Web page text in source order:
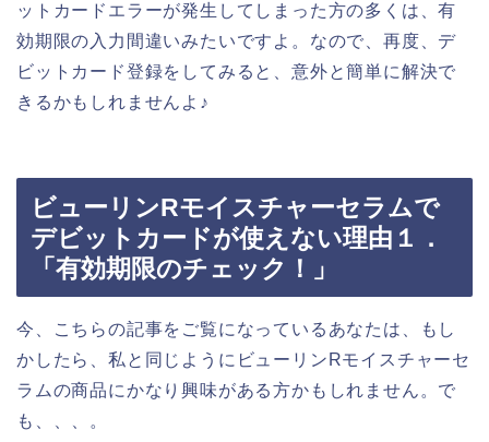
ットカードエラーが発生してしまった方の多くは、有
効期限の入力間違いみたいですよ。なので、再度、デ
ビットカード登録をしてみると、意外と簡単に解決で
きるかもしれませんよ♪
ビューリンRモイスチャーセラムで
デビットカードが使えない理由１．
「有効期限のチェック！」
今、こちらの記事をご覧になっているあなたは、もし
かしたら、私と同じようにビューリンRモイスチャーセ
ラムの商品にかなり興味がある方かもしれません。で
も、、、。